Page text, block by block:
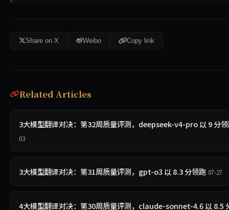
Share on X Weibo Copy link
Related Articles
3大模型翻译对决：第32周质量评测，deepseek-v4-pro 以 9 分
03
3大模型翻译对决：第31周质量评测，gpt-o3 以 8.3 分领跑 07-27
4大模型翻译对决：第30周质量评测，claude-sonnet-4.6 以 8.5